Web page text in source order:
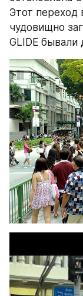
Этот переход
чудовищно
GLIDE бывали